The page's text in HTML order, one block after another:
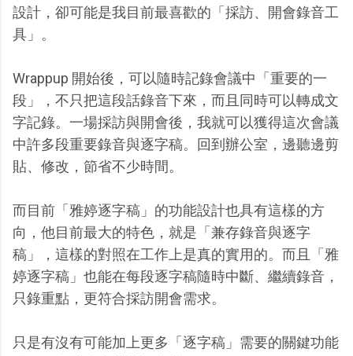
設計，卻可能是我目前最喜歡的「採訪、開會錄音工
具」。
Wrappup 開始後，可以隨時記錄會議中「重要的一
段」，不只把這段話錄音下來，而且同時可以轉成文
字記錄。一場採訪與開會後，我就可以獲得這次會議
中許多段重要錄音與逐字稿。回到辦公室，邊聽邊剪
貼、修改，節省不少時間。
而目前「雅婷逐字稿」的功能設計也具有這樣的方
向，他目前最大的特色，就是「兼存錄音與逐字
稿」，這樣的對照在工作上是真的實用的。而且「雅
婷逐字稿」也能在每段逐字稿隨時中斷、繼續錄音，
只錄重點，更符合採訪開會需求。
只是有沒有可能加上更多「逐字稿」需要的關鍵功能